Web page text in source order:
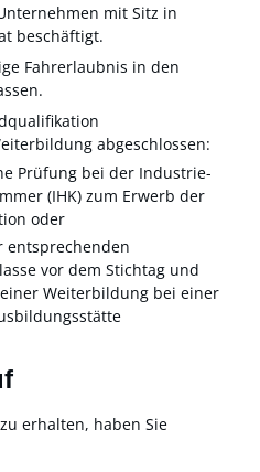
mit Sitz in
beschäftigt.
Fahrerlaubnis in den
abgeschlossen:
Prüfung bei der Industrie-
(IHK) zum Erwerb der
oder
entsprechenden
vor dem Stichtag und
Weiterbildung bei einer
erhalten, haben Sie